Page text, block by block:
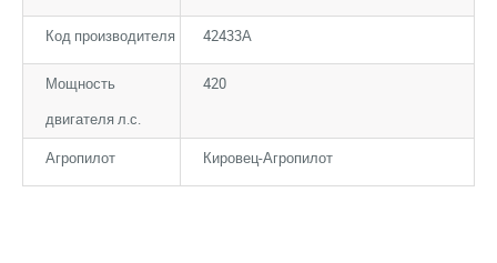
Код производителя 42433А
Мощность
двигателя л.с.
420
Агропилот Кировец-Агропилот